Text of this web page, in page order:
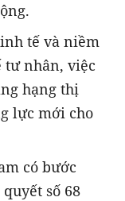
tế và niềm
tư nhân, việc
hạng thị
lực mới cho
có bước
số 68